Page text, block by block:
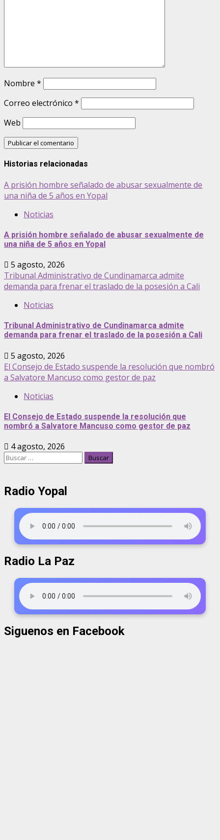
Nombre *
Correo electrónico *
Web
Historias relacionadas
A prisión hombre señalado de abusar sexualmente de
una niña de 5 años en Yopal
Noticias
A prisión hombre señalado de abusar sexualmente de
una niña de 5 años en Yopal
5 agosto, 2026
Tribunal Administrativo de Cundinamarca admite
demanda para frenar el traslado de la posesión a Cali
Noticias
Tribunal Administrativo de Cundinamarca admite
demanda para frenar el traslado de la posesión a Cali
5 agosto, 2026
El Consejo de Estado suspende la resolución que nombró
a Salvatore Mancuso como gestor de paz
Noticias
El Consejo de Estado suspende la resolución que
nombró a Salvatore Mancuso como gestor de paz
4 agosto, 2026
Radio Yopal
Radio La Paz
Siguenos en Facebook